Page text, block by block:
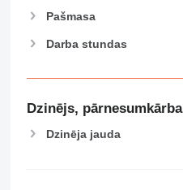
Pašmasa
Darba stundas
Dzinējs, pārnesumkārba
Dzinēja jauda